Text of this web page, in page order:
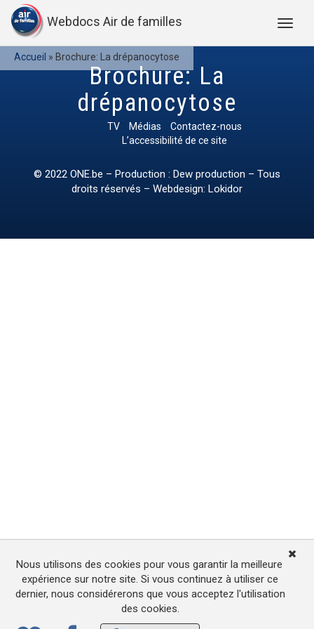
Webdocs Air de familles
Accueil » Brochure: La drépanocytose
Brochure: La
drépanocytose
TV Médias
Contactez-nous
L’accessibilité de ce site
© 2022 ONE.be – Production : Dew production – Tous
droits réservés – Webdesign: Lokidor
Nous utilisons des cookies pour vous garantir la meilleure
expérience sur notre site. Si vous continuez à utiliser ce
dernier, nous considérerons que vous acceptez l'utilisation
des cookies.